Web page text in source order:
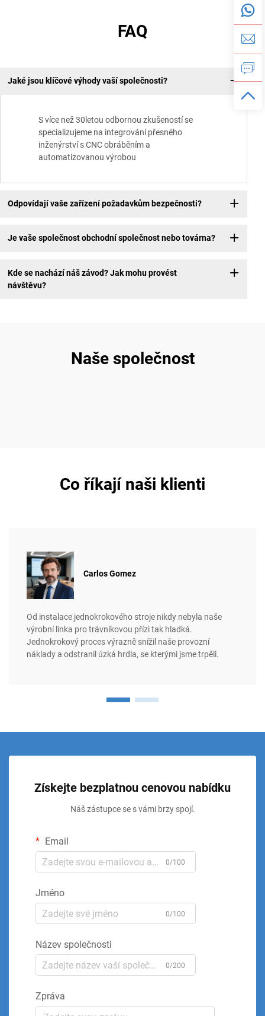
FAQ
Jaké jsou klíčové výhody vaší společnosti?
S více než 30letou odbornou zkušeností se
specializujeme na integrování přesného
inženýrství s CNC obráběním a
automatizovanou výrobou
Odpovídají vaše zařízení požadavkům bezpečnosti?
Je vaše společnost obchodní společnost nebo továrna?
Kde se nachází náš závod? Jak mohu provést
návštěvu?
Naše společnost
Co říkají naši klienti
Carlos Gomez
Od instalace jednokrokového stroje nikdy nebyla naše
výrobní linka pro trávníkovou přízi tak hladká.
Jednokrokový proces výrazně snížil naše provozní
náklady a odstranil úzká hrdla, se kterými jsme trpěli.
Získejte bezplatnou cenovou nabídku
Náš zástupce se s vámi brzy spojí.
Email
0/100
Jméno
0/100
Název společnosti
0/200
Zpráva